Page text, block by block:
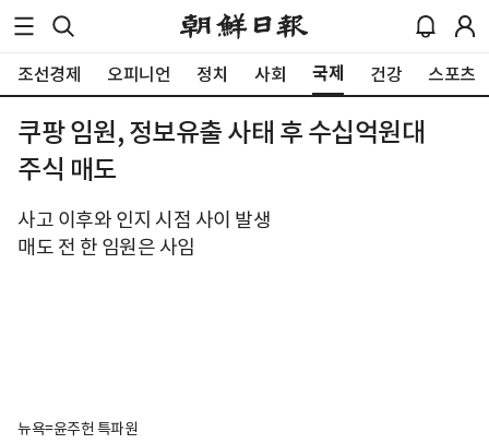
조선경제 오피니언 정치 사회 국제 건강 스포츠
쿠팡 임원, 정보유출 사태 후 수십억원대
주식 매도
사고 이후와 인지 시점 사이 발생
매도 전 한 임원은 사임
뉴욕=윤주헌 특파원